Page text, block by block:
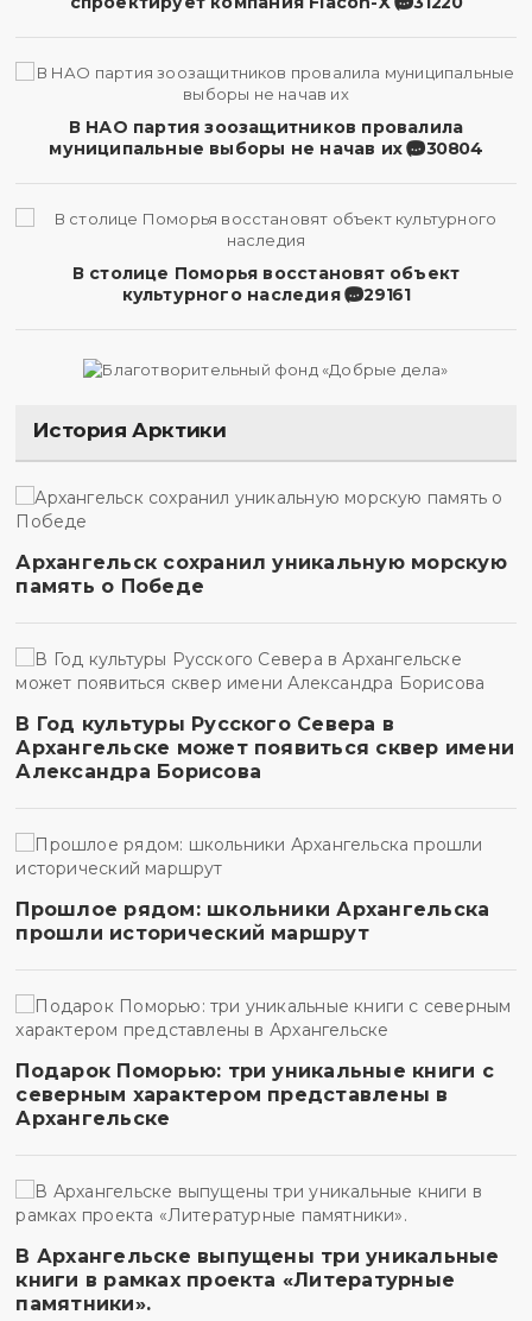
В НАО партия зоозащитников провалила
муниципальные выборы не начав их
30804
В столице Поморья восстановят объект
культурного наследия
29161
История Арктики
Архангельск сохранил уникальную морскую
память о Победе
В Год культуры Русского Севера в
Архангельске может появиться сквер имени
Александра Борисова
Прошлое рядом: школьники Архангельска
прошли исторический маршрут
Подарок Поморью: три уникальные книги с
северным характером представлены в
Архангельске
В Архангельске выпущены три уникальные
книги в рамках проекта «Литературные
памятники».